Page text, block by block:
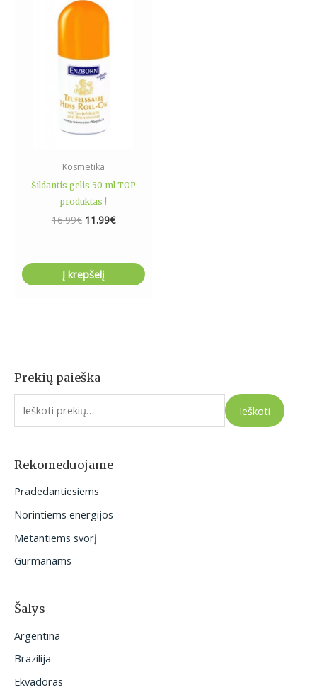
Prekių paieška
I
e
o
:
Ieškoti
Rekomeduojame
Pradedantiesiems
Norintiems energijos
Metantiems svorį
Gurmanams
Šalys
Argentina
Brazilija
Ekvadoras
Kosmetika
Šildantis gelis 50 ml TOP
produktas !
16.99€
16.99€.
11.99€
Į krepšelį